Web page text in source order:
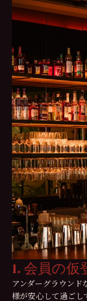
1. 会員の仮
アンダーグラウン
様が安心して過ごし